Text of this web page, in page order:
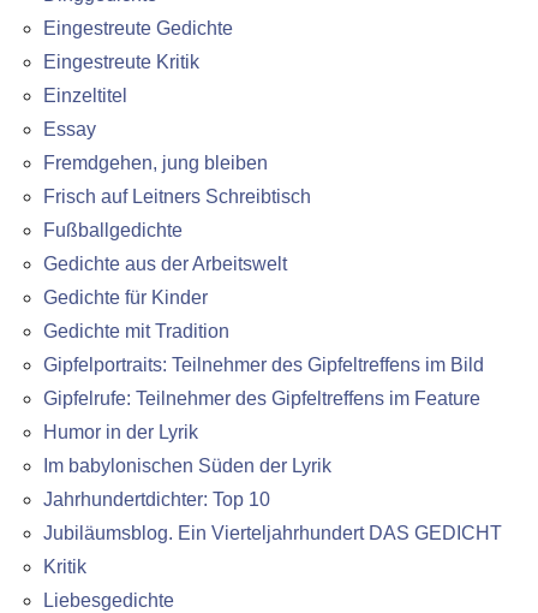
Eingestreute Gedichte
Eingestreute Kritik
Einzeltitel
Essay
Fremdgehen, jung bleiben
Frisch auf Leitners Schreibtisch
Fußballgedichte
Gedichte aus der Arbeitswelt
Gedichte für Kinder
Gedichte mit Tradition
Gipfelportraits: Teilnehmer des Gipfeltreffens im Bild
Gipfelrufe: Teilnehmer des Gipfeltreffens im Feature
Humor in der Lyrik
Im babylonischen Süden der Lyrik
Jahrhundertdichter: Top 10
Jubiläumsblog. Ein Vierteljahrhundert DAS GEDICHT
Kritik
Liebesgedichte